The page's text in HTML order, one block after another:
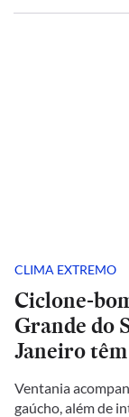
CLIMA EXTREMO
Ciclone-
Grande do
Janeiro
Ventania
gaúcho, além de